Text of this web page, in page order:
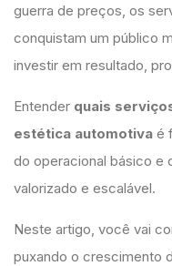
guerra de preços, os
conquistam um público
investir em resultado,
Entender quais
estética automotiva é
do operacional básico e
valorizado e escalável.
Neste artigo, você vai
puxando o crescimento